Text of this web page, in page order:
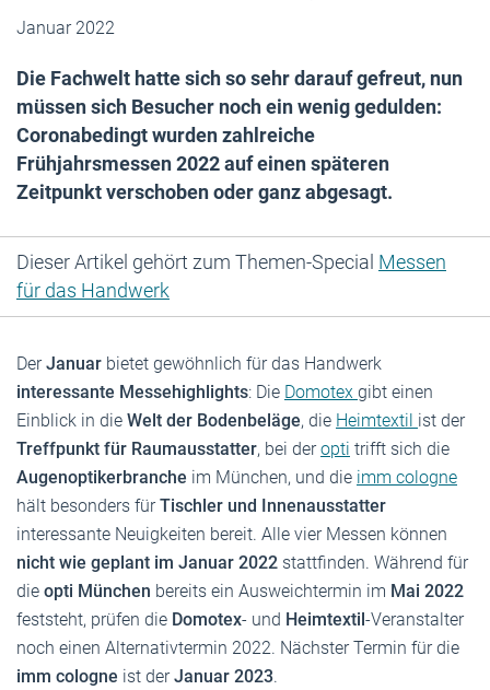
Januar 2022
Die Fachwelt hatte sich so sehr darauf gefreut, nun
müssen sich Besucher noch ein wenig gedulden:
Coronabedingt wurden zahlreiche
Frühjahrsmessen 2022 auf einen späteren
Zeitpunkt verschoben oder ganz abgesagt.
Dieser Artikel gehört zum Themen-Special Messen
für das Handwerk
DerJanuar bietet gewöhnlich für das Handwerk
interessante Messehighlights: Die Domotex gibt einen
Einblick in die Welt der Bodenbeläge, die Heimtextil ist der
Treffpunkt für Raumausstatter, bei deropti trifft sich die
Augenoptikerbranche im München, und die imm cologne
hält besonders fürTischler und Innenausstatter
interessante Neuigkeiten bereit. Alle vier Messen können
nicht wie geplant im Januar 2022 stattfinden. Während für
die opti München bereits ein Ausweichtermin im Mai 2022
feststeht, prüfen die Domotex- und Heimtextil-Veranstalter
noch einen Alternativtermin 2022. Nächster Termin für die
imm cologne ist derJanuar 2023.